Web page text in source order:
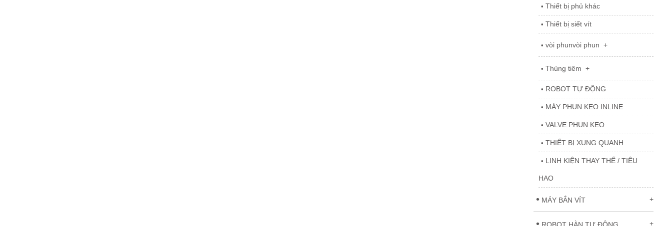
• Thiết bị phủ khác
• Thiết bị siết vít
• vòi phunvòi phun +
• Thùng tiêm +
• ROBOT TỰ ĐỘNG
• MÁY PHUN KEO INLINE
• VALVE PHUN KEO
• THIẾT BỊ XUNG QUANH
• LINH KIỆN THAY THẾ / TIÊU
HAO
• MÁY BẮN VÍT +
• +